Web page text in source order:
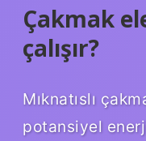
Çakmak
çalışır?
Mıknatıslı
potansiyel